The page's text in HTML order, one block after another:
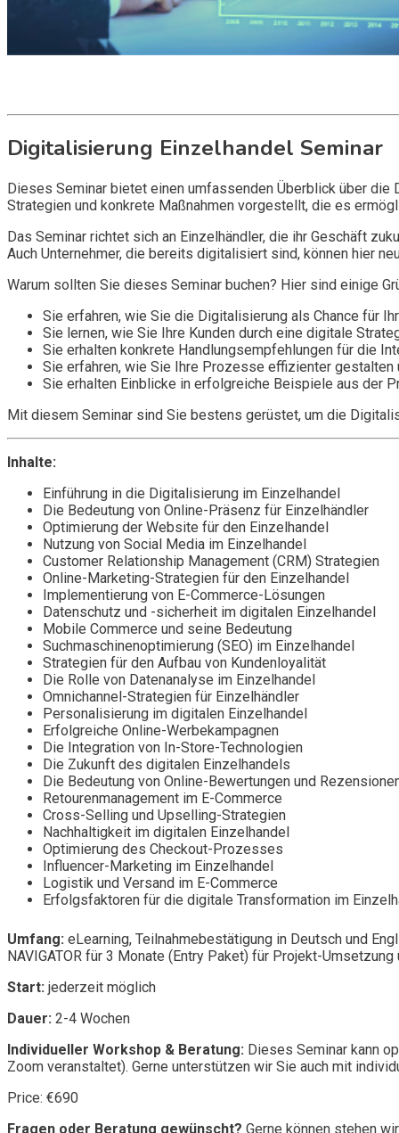
Digitalisierung Einzelhandel Seminar
Dieses Seminar bietet einen umfassenden Überblick über die
Strategien und konkrete Maßnahmen vorgestellt, die es
Das Seminar richtet sich an Einzelhändler, die ihr Geschäft
Auch Unternehmer, die bereits digitalisiert sind, können hier
Warum sollten Sie dieses Seminar buchen? Hier sind einige
Sie erfahren, wie Sie die Digitalisierung als Chance für
Sie lernen, wie Sie Ihre Kunden durch eine digitale
Sie erhalten konkrete Handlungsempfehlungen für die
Sie erfahren, wie Sie Ihre Prozesse effizienter gestalten
Sie erhalten Einblicke in erfolgreiche Beispiele aus der
Mit diesem Seminar sind Sie bestens gerüstet, um die
Inhalte:
Einführung in die Digitalisierung im Einzelhandel
Die Bedeutung von Online-Präsenz für Einzelhändler
Optimierung der Website für den Einzelhandel
Nutzung von Social Media im Einzelhandel
Customer Relationship Management (CRM) Strategien
Online-Marketing-Strategien für den Einzelhandel
Implementierung von E-Commerce-Lösungen
Datenschutz und -sicherheit im digitalen Einzelhandel
Mobile Commerce und seine Bedeutung
Suchmaschinenoptimierung (SEO) im Einzelhandel
Strategien für den Aufbau von Kundenloyalität
Die Rolle von Datenanalyse im Einzelhandel
Omnichannel-Strategien für Einzelhändler
Personalisierung im digitalen Einzelhandel
Erfolgreiche Online-Werbekampagnen
Die Integration von In-Store-Technologien
Die Zukunft des digitalen Einzelhandels
Die Bedeutung von Online-Bewertungen und
Retourenmanagement im E-Commerce
Cross-Selling und Upselling-Strategien
Nachhaltigkeit im digitalen Einzelhandel
Optimierung des Checkout-Prozesses
Influencer-Marketing im Einzelhandel
Logistik und Versand im E-Commerce
Erfolgsfaktoren für die digitale Transformation im
Umfang: eLearning, Teilnahmebestätigung in Deutsch und
NAVIGATOR für 3 Monate (Entry Paket) für Projekt-
Start: jederzeit möglich
Dauer: 2-4 Wochen
Individueller Workshop & Beratung: Dieses Seminar kann
Zoom veranstaltet). Gerne unterstützen wir Sie auch mit
Price: €690
Fragen oder Beratung gewünscht? Gerne können stehen